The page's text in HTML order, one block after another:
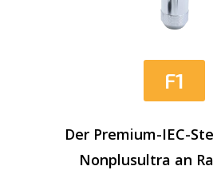
F1
Der Premium-IEC-
Nonplusultra an